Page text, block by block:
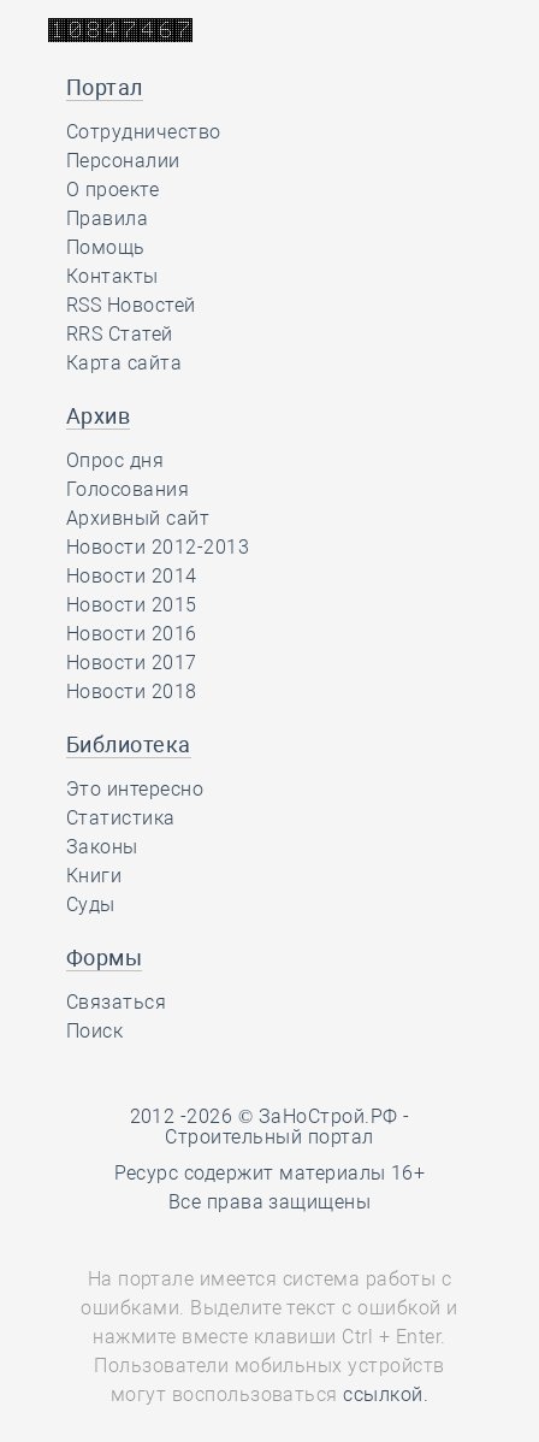
Портал
Сотрудничество
Персоналии
О проекте
Правила
Помощь
Контакты
RSS Новостей
RRS Статей
Карта сайта
Архив
Опрос дня
Голосования
Архивный сайт
Новости 2012-2013
Новости 2014
Новости 2015
Новости 2016
Новости 2017
Новости 2018
Библиотека
Это интересно
Статистика
Законы
Книги
Суды
Формы
Связаться
Поиск
2012 -2026 © ЗаНоСтрой.РФ -
Строительный портал
Ресурс содержит материалы 16+
Все права защищены
На портале имеется система работы с
ошибками. Выделите текст с ошибкой и
нажмите вместе клавиши Ctrl + Enter.
Пользователи мобильных устройств
могут воспользоватьсяссылкой.